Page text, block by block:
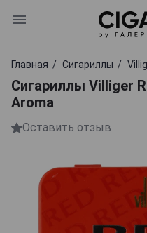
Главная Сигариллы
Сигариллы Villiger
Aroma
Оставить отзыв